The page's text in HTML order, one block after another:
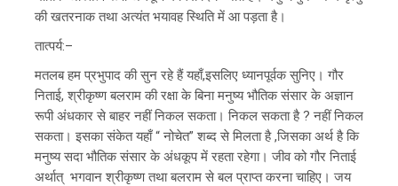
की खतरनाक तथा अत्यंत भयावह स्थिति में आ पड़ता है।
तात्पर्य:–
मतलब हम प्रभुपाद की सुन रहे हैं यहाँ,इसलिए ध्यानपूर्वक सुनिए। गौर
निताई, श्रीकृष्ण बलराम की रक्षा के बिना मनुष्य भौतिक संसार के अज्ञान
रूपी अंधकार से बाहर नहीं निकल सकता। निकल सकता है ? नहीं निकल
सकता। इसका संकेत यहाँ “ नोचेत” शब्द से मिलता है ,जिसका अर्थ है कि
मनुष्य सदा भौतिक संसार के अंधकूप में रहता रहेगा। जीव को गौर निताई
अर्थात् भगवान श्रीकृष्ण तथा बलराम से बल प्राप्त करना चाहिए। जय